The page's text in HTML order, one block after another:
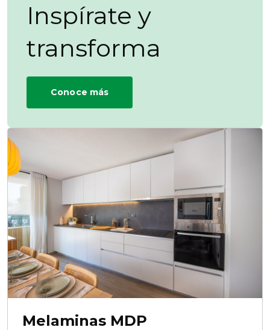
Inspírate y
transforma
Conoce más
Melaminas MDP